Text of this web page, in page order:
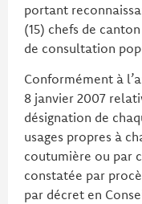
portant
(15) chefs de
de consultation
Conformément à
8 janvier 2007
désignation de
usages propres à
coutumière ou par
constatée par
par décret en